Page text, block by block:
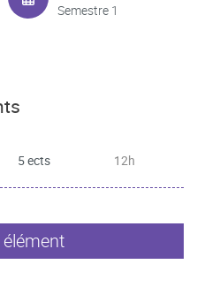
Semestre 1
5 ects 12h